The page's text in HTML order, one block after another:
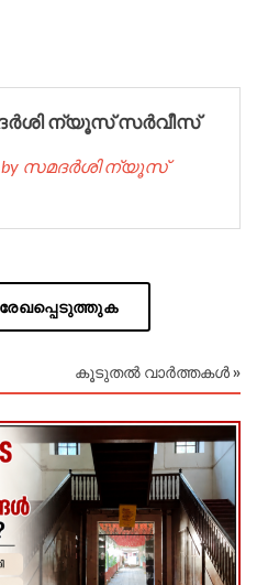
ന്യൂസ് സർവീസ്
by സമദർശി ന്യൂസ്
കൂടുതൽ വാർത്തകൾ »